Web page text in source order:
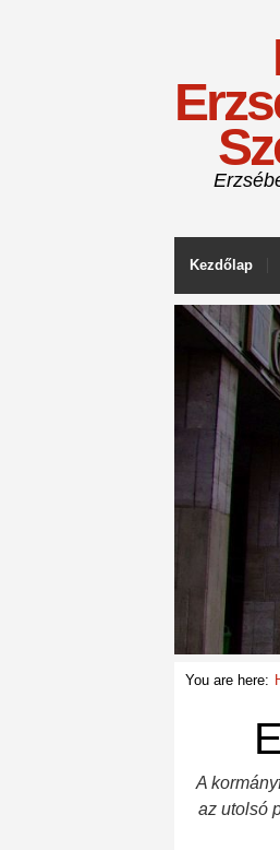
Kezdőlap
You are here:
A
az utolsó